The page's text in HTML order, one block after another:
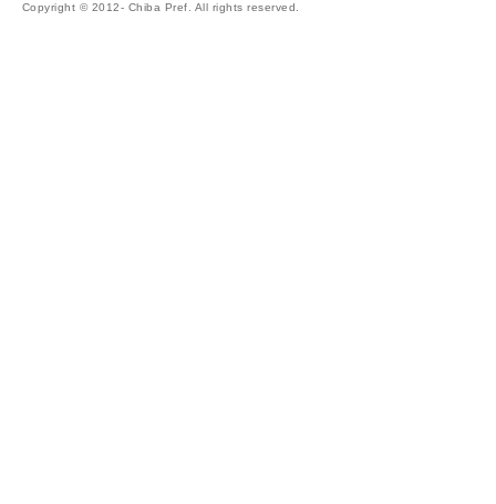
Copyright © 2012- Chiba Pref. All rights reserved.